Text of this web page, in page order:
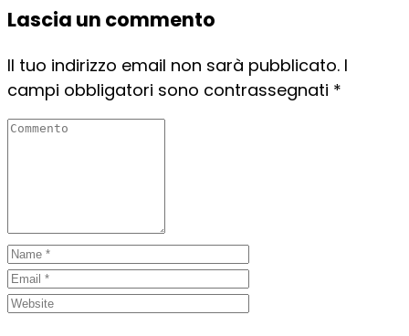
Lascia un commento
Il tuo indirizzo email non sarà pubblicato. I
campi obbligatori sono contrassegnati *